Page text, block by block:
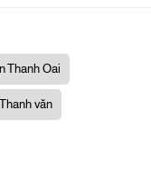
Thanh Oai
văn